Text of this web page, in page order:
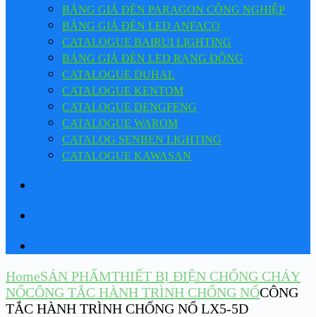
BẢNG GIÁ ĐÈN PARAGON CÔNG NGHIỆP
BẢNG GIÁ ĐÈN LED ANFACO
CATALOGUE BAIRUI LIGHTING
BẢNG GIÁ ĐÈN LED RẠNG ĐÔNG
CATALOGUE DUHAL
CATALOGUE KENTOM
CATALOGUE DENGFENG
CATALOGUE WAROM
CATALOG SENBEN LIGHTING
CATALOGUE KAWASAN
HomeSẢN PHẨMTHIẾT BỊ ĐIỆN CHỐNG CHÁY
NỔCÔNG TẮC HÀNH TRÌNH CHỐNG NỔCÔNG
TẮC HÀNH TRÌNH CHỐNG NỔ LX5-5D